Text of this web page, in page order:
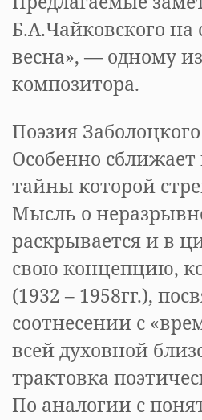
Б.А.Чайковского на
весна», — одному
композитора.
Поэзия
Особенно
тайны которой
Мысль о
раскрывается и в
свою концепцию,
(1932 – 1958гг.),
соотнесении с
всей духовной
трактовка
По аналогии с